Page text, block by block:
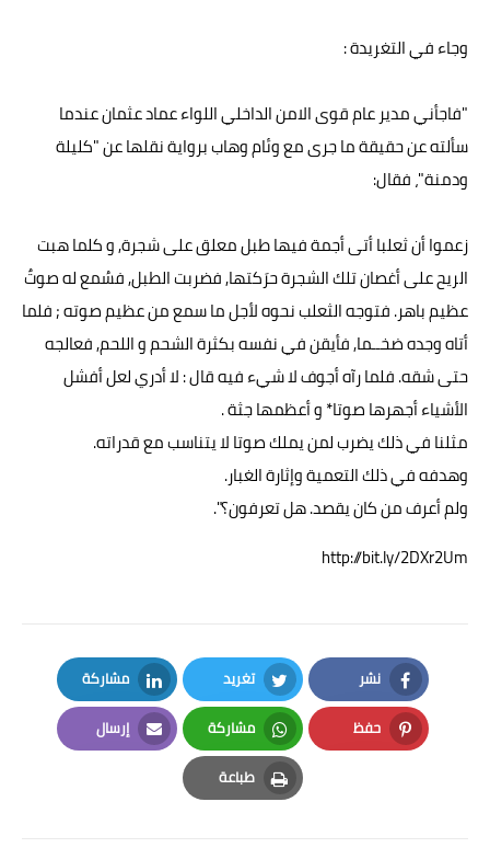
وجاء في التغريدة :
"فاجأني مدير عام قوى الامن الداخلي اللواء عماد عثمان عندما
سألته عن حقيقة ما جرى مع وئام وهاب برواية نقلها عن "كليلة
ودمنة"، فقال:
زعموا أن ثعلبا أتى أجمة فيها طبل معلق على شجرة, و كلما هبت
الريح على أغصان تلك الشجرة حرَكتها, فضربت الطبل, فسُمع له صوتٌ
عظيم باهر. فتوجه الثعلب نحوه لأجل ما سمع من عظيم صوته ; فلما
أتاه وجده ضخــما, فأيقن في نفسه بكثرة الشحم و اللحم, فعالجه
حتى شقه. فلما رآه أجوف لا شيء فيه قال : لا أدري لعل أفشل
الأشياء أجهرها صوتا* و أعظمها جثة .
مثلنا في ذلك يضرب لمن يملك صوتا لا يتناسب مع قدراته.
وهدفه في ذلك التعمية وإثارة الغبار.
ولم أعرف من كان يقصد. هل تعرفون؟".
http://bit.ly/2DXr2Um
نشر
Facebook
تغريد
Twitter
مشاركة
LinkedIn
حفظ
Pinterest
مشاركة
Whatsapp
إرسال
Email
طباعة
Print